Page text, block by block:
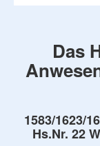
Das
1583/1623/
Hs.Nr. 22